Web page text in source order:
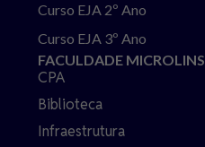
Curso EJA 2º Ano
Curso EJA 3º Ano
FACULDADE MICROLINS
CPA
Biblioteca
Infraestrutura